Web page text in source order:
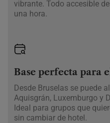
vibrante. Todo accesible
una hora.
Base perfecta para
Desde Bruselas se puede
Aquisgrán, Luxemburgo y
Ideal para grupos que
sin cambiar de hotel.